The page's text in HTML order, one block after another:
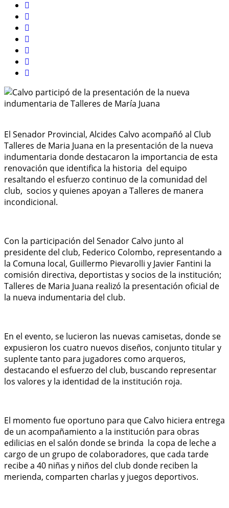
El Senador Provincial, Alcides Calvo acompañó al Club
Talleres de Maria Juana en la presentación de la nueva
indumentaria donde destacaron la importancia de esta
renovación que identifica la historia del equipo
resaltando el esfuerzo continuo de la comunidad del
club, socios y quienes apoyan a Talleres de manera
incondicional.
Con la participación del Senador Calvo junto al
presidente del club, Federico Colombo, representando a
la Comuna local, Guillermo Pievarolli y Javier Fantini la
comisión directiva, deportistas y socios de la institución;
Talleres de Maria Juana realizó la presentación oficial de
la nueva indumentaria del club.
En el evento, se lucieron las nuevas camisetas, donde se
expusieron los cuatro nuevos diseños, conjunto titular y
suplente tanto para jugadores como arqueros,
destacando el esfuerzo del club, buscando representar
los valores y la identidad de la institución roja.
El momento fue oportuno para que Calvo hiciera entrega
de un acompañamiento a la institución para obras
edilicias en el salón donde se brinda la copa de leche a
cargo de un grupo de colaboradores, que cada tarde
recibe a 40 niñas y niños del club donde reciben la
merienda, comparten charlas y juegos deportivos.